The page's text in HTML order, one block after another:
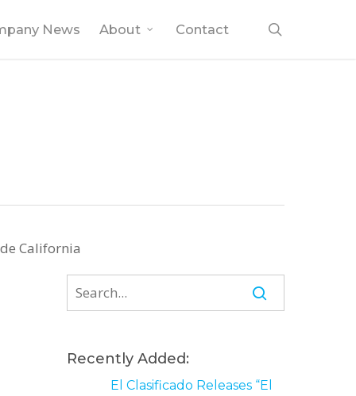
News About Contact
California
Recently Added:
El Clasificado Releases “El